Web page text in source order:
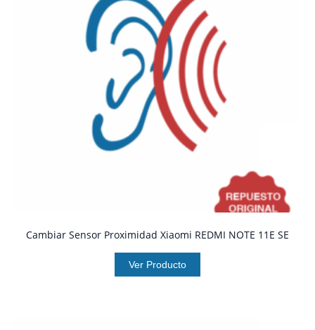
Cambiar Sensor Proximidad Xiaomi REDMI NOTE 11E SE
Ver Producto